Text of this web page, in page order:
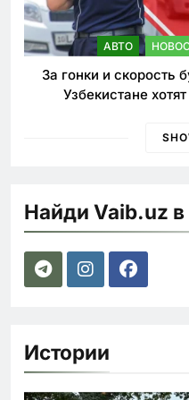
АВТО
За гонки и скорость
Узбекистане
Найди Vaib.uz в
Истории